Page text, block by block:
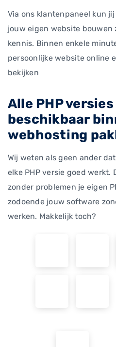
Via ons klantenpaneel kun
jouw eigen website
kennis. Binnen enkele
persoonlijke website online
bekijken
Alle PHP
beschikbaar
webhosting
Wij weten als geen ander
elke PHP versie goed werkt.
zonder problemen je eigen
zodoende jouw software
werken. Makkelijk toch?